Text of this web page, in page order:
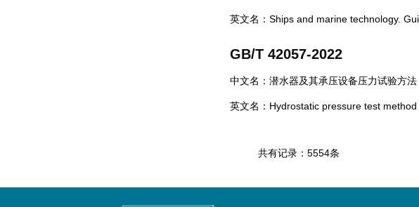
英文名：Ships and marine technology.
GB/T 42057-2022
中文名：潜水器及其承压设备压力试验方法
英文名：Hydrostatic pressure test
共有记录：5554条